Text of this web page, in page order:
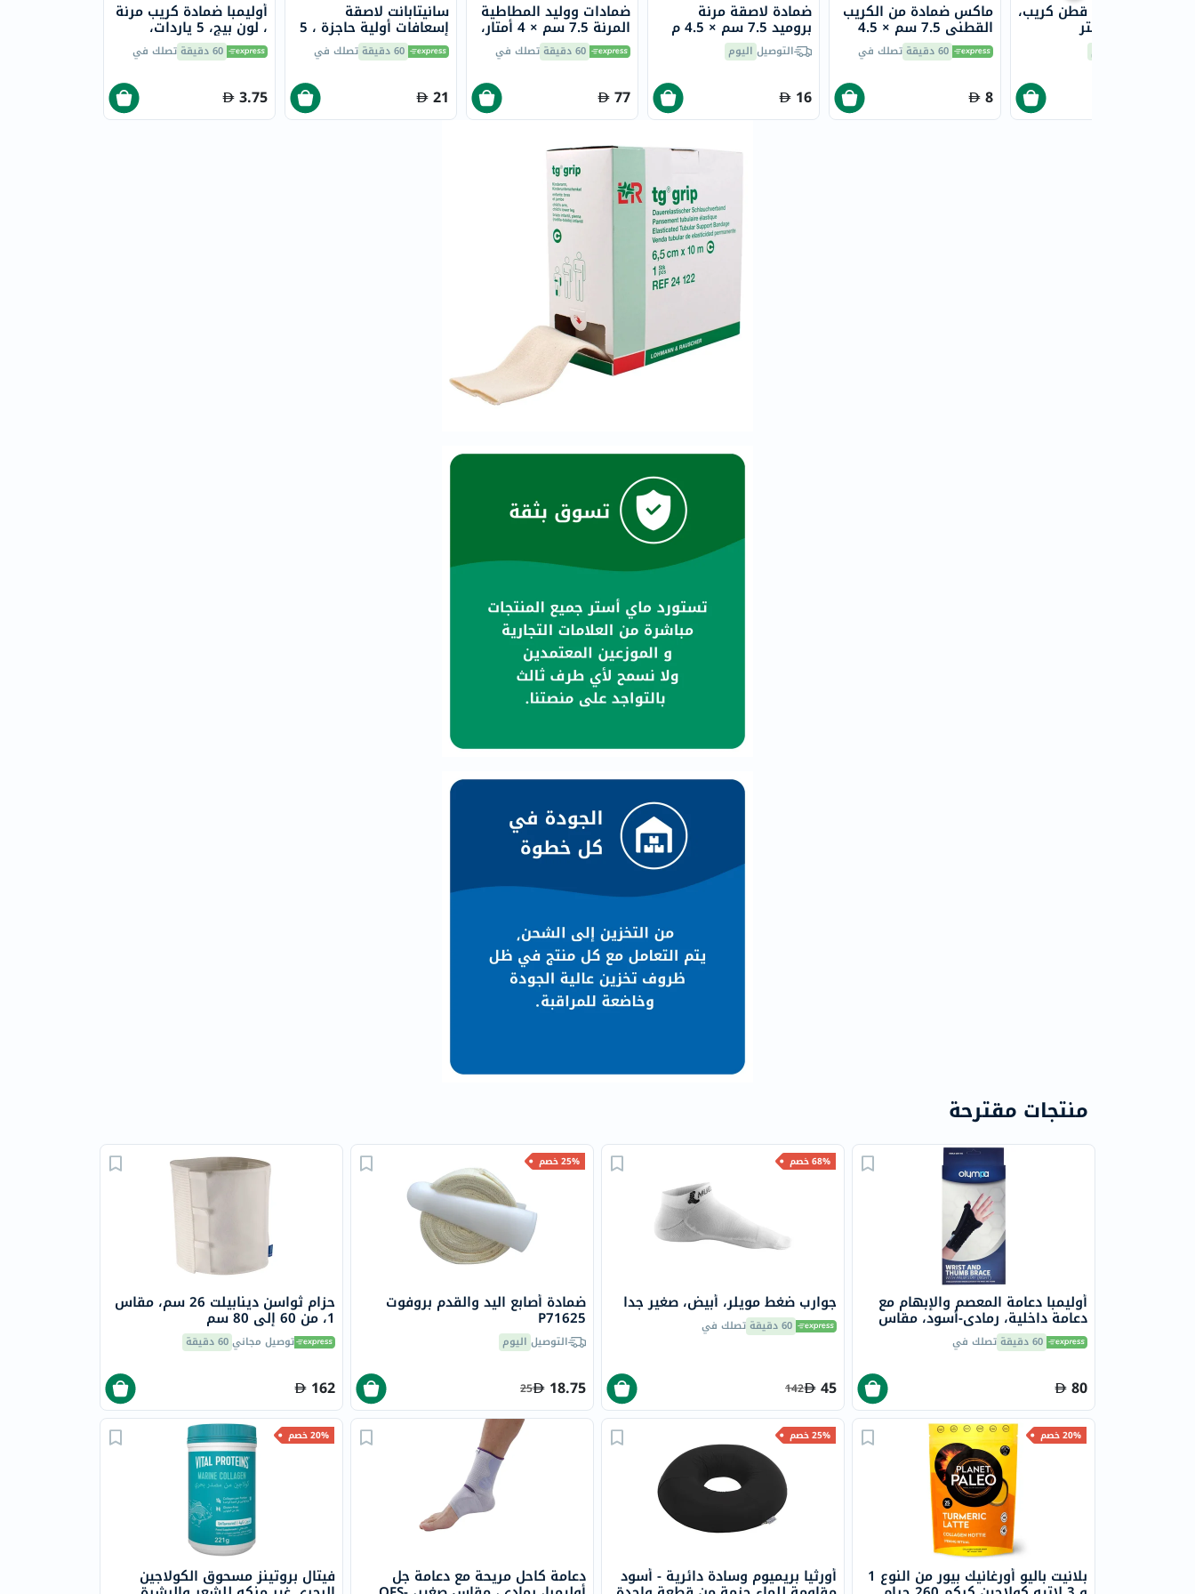
doppelherz
NMN
essence
Biochem
SVR
skinceuticals
feel
true-
honey
الصحة
والمكملات
أساسيات
العناية
الصحية
فحص
روتيني
باقة
الصحي
Original
IV
اختبار
التحسس
الغذائي
الصحية
العظام
والمفاصل
المخ
والذاكرة
القلب
دعم
مرضى
السكري
والمسالك
الكبد
صحة
فيتامين
فيتامين
فيتامين
ج
الحديد
أوليمبا ضمادة كريب مرنة
، لون بيج، 5 ياردات،
قطعة واحدة، OEY-111-3
60 دقيقة تصلك في
3.75
سانيتابانت لاصقة
إسعافات أولية حاجزة ، 5
سم × 7.5 سم، صغيرة،
10 قطع 60 دقيقة تصلك في
21
ضمادات ووليد المطاطية
المرنة 7.5 سم × 4 أمتار،
12 قطعة 60 دقيقة تصلك في
77
ضمادة لاصقة مرنة
بروميد 7.5 سم × 4.5 م
التوصيل اليوم
16
ماكس ضمادة من الكريب
القطني 7.5 سم × 4.5
متر 60 دقيقة تصلك في
8
ماكس ضمادة قطن كريب،
اليوم
منتجات مقترحة
أوليمبا دعامة المعصم والإبهام مع
دعامة داخلية، رمادي-أسود، مقاس
كبير 60 دقيقة تصلك في
80
68% خصم
جوارب ضغط مويلر، أبيض، صغير جدا
60 دقيقة تصلك في
45
142
25% خصم
ضمادة أصابع اليد والقدم بروفوت
P71625
التوصيل اليوم
18.75
25
حزام ثواسن دينابيلت 26 سم، مقاس
1، من 60 إلى 80 سم
توصيل مجاني60 دقيقة
162
20% خصم
بلانيت باليو أورغانيك بيور من النوع 1
25% خصم
أورثيا بريميوم وسادة دائرية - أسود دعامة كاحل مريحة مع دعامة جل
20% خصم
فيتال بروتينز مسحوق الكولاجين